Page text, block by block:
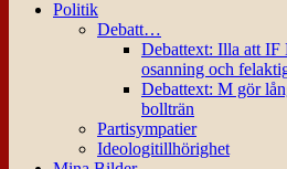
Politik
Debatt…
Debattext: Illa att IF
osanning och
Debattext: M gör
bollträn
Partisympatier
Ideologitillhörighet